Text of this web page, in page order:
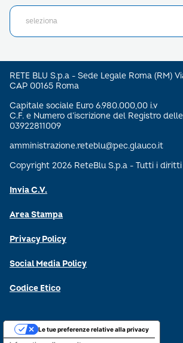
RETE BLU S.p.a - Sede Legale Roma (RM)
CAP 00165 Roma
Capitale sociale Euro 6.980.000,00 i.v
C.F. e Numero d’iscrizione del Registro
03922811009
amministrazione.reteblu@pec.glauco.it
Copyright 2026 ReteBlu S.p.a - Tutti i
Invia C.V.
Area Stampa
Privacy Policy
Social Media Policy
Codice Etico
Le tue preferenze relative alla privacy